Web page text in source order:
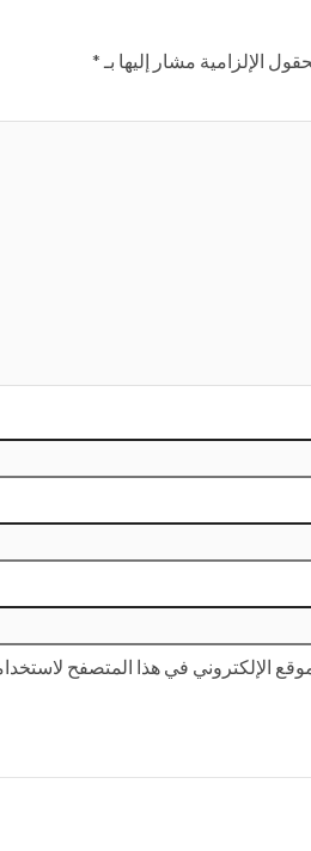
الإلزامية مشار إليها بـ *
الإلكتروني في هذا المتصفح